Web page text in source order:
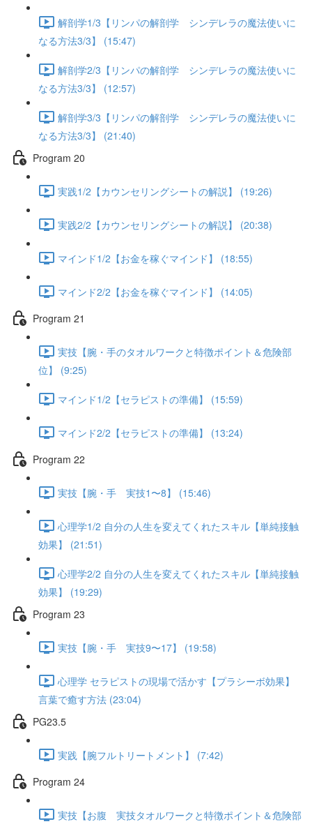
解剖学1/3【リンパの解剖学 シンデレラの魔法使いに
なる方法3/3】 (15:47)
解剖学2/3【リンパの解剖学 シンデレラの魔法使いに
なる方法3/3】 (12:57)
解剖学3/3【リンパの解剖学 シンデレラの魔法使いに
なる方法3/3】 (21:40)
Program 20
実践1/2【カウンセリングシートの解説】 (19:26)
実践2/2【カウンセリングシートの解説】 (20:38)
マインド1/2【お金を稼ぐマインド】 (18:55)
マインド2/2【お金を稼ぐマインド】 (14:05)
Program 21
実技【腕・手のタオルワークと特徴ポイント＆危険部
位】 (9:25)
マインド1/2【セラピストの準備】 (15:59)
マインド2/2【セラピストの準備】 (13:24)
Program 22
実技【腕・手 実技1〜8】 (15:46)
心理学1/2 自分の人生を変えてくれたスキル【単純接触
効果】 (21:51)
心理学2/2 自分の人生を変えてくれたスキル【単純接触
効果】 (19:29)
Program 23
実技【腕・手 実技9〜17】 (19:58)
心理学 セラピストの現場で活かす【プラシーボ効果】
言葉で癒す方法 (23:04)
PG23.5
実践【腕フルトリートメント】 (7:42)
Program 24
実技【お腹 実技タオルワークと特徴ポイント＆危険部